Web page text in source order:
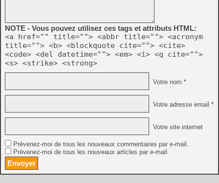
NOTE - Vous pouvez utilisez ces tags et attributs HTML:
<a href="" title=""> <abbr title=""> <acronym
title=""> <b> <blockquote cite=""> <cite>
<code> <del datetime=""> <em> <i> <q cite="">
<s> <strike> <strong>
Votre nom *
Votre adresse email *
Votre site internet
Prévenez-moi de tous les nouveaux commentaires par e-mail.
Prévenez-moi de tous les nouveaux articles par e-mail.